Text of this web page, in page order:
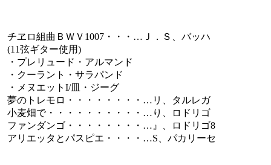
チヱロ組曲ＢＷＶ1007・・・…Ｊ．Ｓ、バッハ
(11弦ギター使用)
・プレリュード・アルマンド
・クーラント・サラパンド
・メヌエットI/皿・ジーグ
夢のトレモロ・・・・・・・・…リ、タルレガ
小麦畑で・・・・・・・・・・…り、ロドリゴ
ファンダンゴ・・・・・・・・…』、ロドリゴ8
アリエッタとパスピエ・・・・…S、パカリーセ